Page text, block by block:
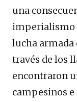
una
imperialismo
lucha armada
través de los
encontraron
campesinos